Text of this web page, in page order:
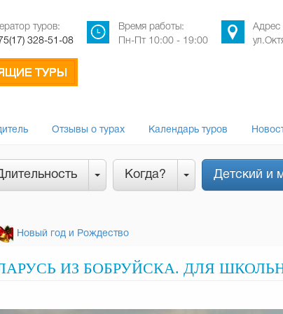
туров:
328-51-08
Время работы:
Пн-Пт 10:00 - 19:00
Адрес
Отзывы о турах Календарь туров
Когда? Детский и
Новый год и Рождество
ИЗ БОБРУЙСКА. ДЛЯ